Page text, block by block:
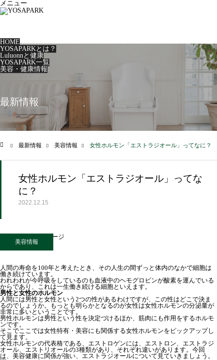
メニュー
HOME
YOSAPARKとは？
Luluonnと健康
YOSAPARK一覧
美容・健康情報
最新情報
最新情報 美容情報 女性ホルモン「エストラジオール」ってなに？
女性ホルモン「エストラジオール」ってな
に？
2022.12.15
美容情報
人間の寿命を100年と考えたとき、その人生の間ずっと体内のなかで細胞は
働き続けています。
われわれが今呼吸をしているのも血液中のヘモグロビンが酸素を運んでいる
からであり、これは一生働き続ける細胞といえます。
男性と女性のホルモン
人間には男性と女性という2つの性があるわけですが、この性はどこで決ま
るのでしょうか。もっとも明らかとなるのが女性は女性ホルモンの分泌量が
非常に多いということです。
男性ホルモンは男性という性を決定づけるほか、筋肉にも作用をするホルモ
ンです。
そこでここでは女性特有・美容にも関係する女性ホルモンをピックアップし
て見ます。
女性ホルモンの代表格である、エストロゲンには、エストロン、エストラジ
オール、エストリオールの3種類があり、それぞれ違いがあります。今回
は、美容健康に関係が強い、エストラジオールについて見ていきましょう。